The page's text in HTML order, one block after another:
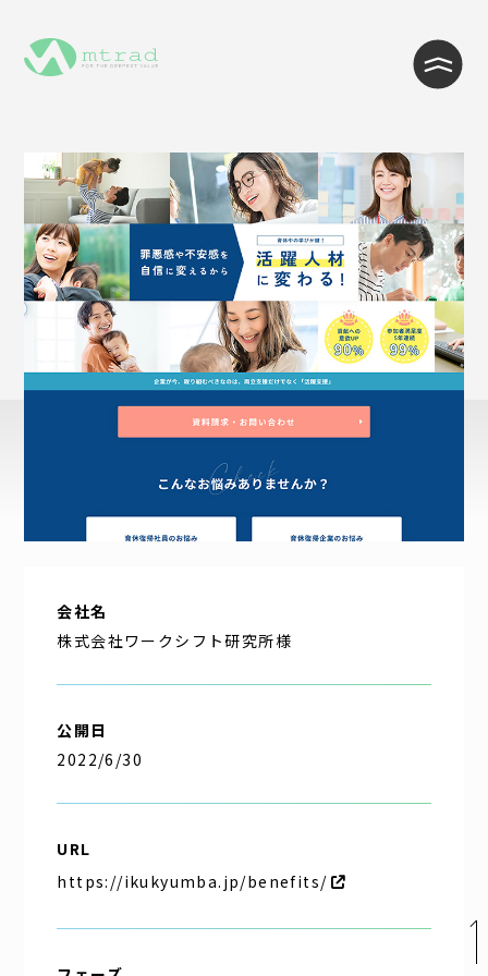
会社名
株式会社ワークシフト研究所様
公開日
2022/6/30
URL
https://ikukyumba.jp/benefits/
WEB制作・Wordpress制作
WEB開発・システム開発
インフラ・クラウド構築
ITサポート・ヘルプデスク・コール
企業理念
アクセス
お問い合わせ